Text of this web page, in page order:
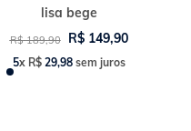
lisa bege
R$ 189,90 R$ 149,90
5x R$ 29,98sem juros